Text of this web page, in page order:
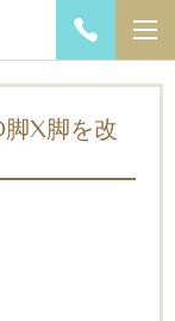
X脚を改